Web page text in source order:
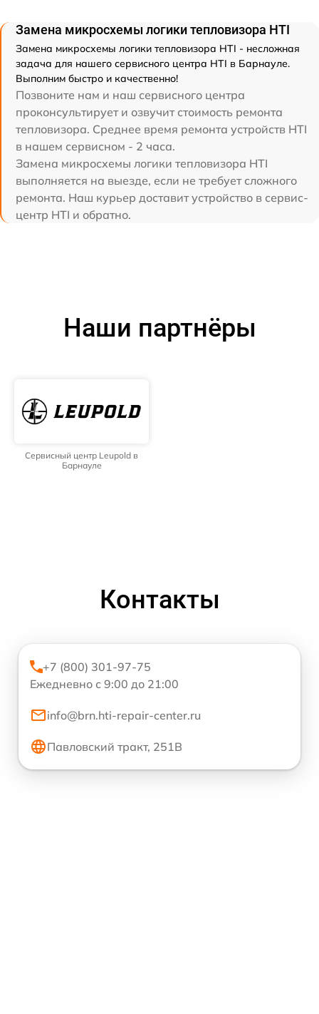
Замена микросхемы логики тепловизора HTI
Замена микросхемы логики тепловизора HTI - несложная
задача для нашего сервисного центра HTI в Барнауле.
Выполним быстро и качественно!
Позвоните нам и наш сервисного центра
проконсультирует и озвучит стоимость ремонта
тепловизора. Среднее время ремонта устройств HTI
в нашем сервисном - 2 часа.
Замена микросхемы логики тепловизора HTI
выполняется на выезде, если не требует сложного
ремонта. Наш курьер доставит устройство в сервис-
центр HTI и обратно.
Наши партнёры
Сервисный центр Leupold в
Барнауле
Контакты
+7 (800) 301-97-75
Ежедневно с 9:00 до 21:00
info@brn.hti-repair-center.ru
Павловский тракт, 251В